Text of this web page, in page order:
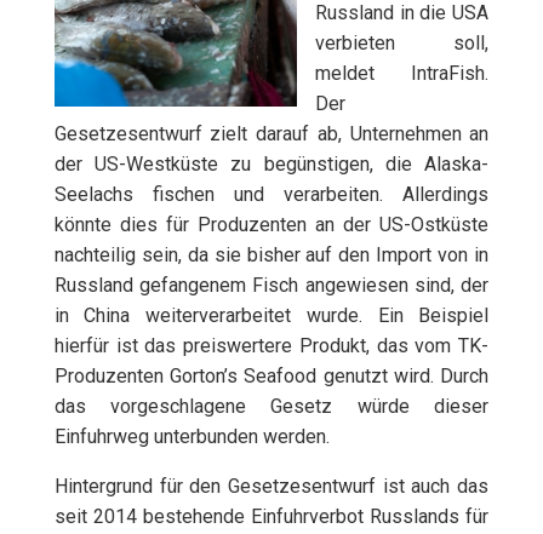
Russland in die USA
verbieten soll,
meldet IntraFish.
Der
Gesetzesentwurf zielt darauf ab, Unternehmen an
der US-Westküste zu begünstigen, die Alaska-
Seelachs fischen und verarbeiten. Allerdings
könnte dies für Produzenten an der US-Ostküste
nachteilig sein, da sie bisher auf den Import von in
Russland gefangenem Fisch angewiesen sind, der
in China weiterverarbeitet wurde. Ein Beispiel
hierfür ist das preiswertere Produkt, das vom TK-
Produzenten Gorton’s Seafood genutzt wird. Durch
das vorgeschlagene Gesetz würde dieser
Einfuhrweg unterbunden werden.
Hintergrund für den Gesetzesentwurf ist auch das
seit 2014 bestehende Einfuhrverbot Russlands für